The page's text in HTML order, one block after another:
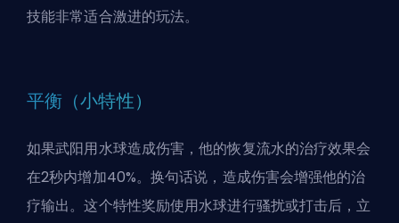
技能非常适合激进的玩法。
平衡（小特性）
如果武阳用水球造成伤害，他的恢复流水的治疗效果会
在2秒内增加40%。换句话说，造成伤害会增强他的治
疗输出。这个特性奖励使用水球进行骚扰或打击后，立